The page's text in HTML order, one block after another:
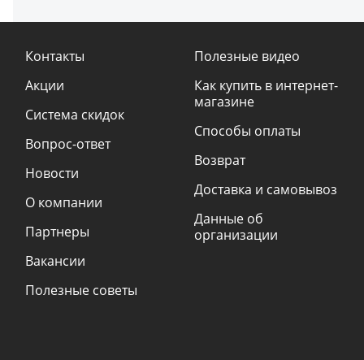
Контакты
Акции
Система скидок
Вопрос-ответ
Новости
О компании
Партнеры
Вакансии
Полезные советы
Полезные видео
Как купить в интернет-
магазине
Способы оплаты
Возврат
Доставка и самовывоз
Данные об
организации